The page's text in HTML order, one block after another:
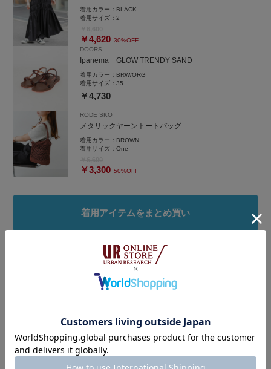
着用カラー： BLACK
着用サイズ：2
￥4,620 30%OFF
DOORS
Ipanema GLOW TRENDY SAND
着用カラー： BRW/ORG
着用サイズ：35
￥4,730
RODE SKO
メタリックヤーントートバッグ
着用カラー： BROWN
着用サイズ：One
￥3,300 50%OFF
着用アイテムをまとめ買い
タグ
#FORK&SPOON #洒落見えＴシャツコーデ #5月コレ推し
#初夏のサンダルコーデ #お出かけコーデ #petit bateau